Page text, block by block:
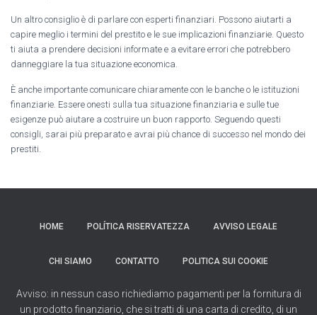
Un altro consiglio è di parlare con esperti finanziari. Possono aiutarti a
capire meglio i termini del prestito e le sue implicazioni finanziarie. Questo
ti aiuta a prendere decisioni informate e a evitare errori che potrebbero
danneggiare la tua situazione economica.
È anche importante comunicare chiaramente con le banche o le istituzioni
finanziarie. Essere onesti sulla tua situazione finanziaria e sulle tue
esigenze può aiutare a costruire un buon rapporto. Seguendo questi
consigli, sarai più preparato e avrai più chance di successo nel mondo dei
prestiti.
HOME POLÍTICA RISERVATEZZA AVVISO LEGALE
CHI SIAMO CONTATTO POLITICA SUI COOKIE
Avviso: in nessun caso richiediamo pagamenti per la fornitura di
un prodotto finanziario, che si tratti di una carta di credito, di un